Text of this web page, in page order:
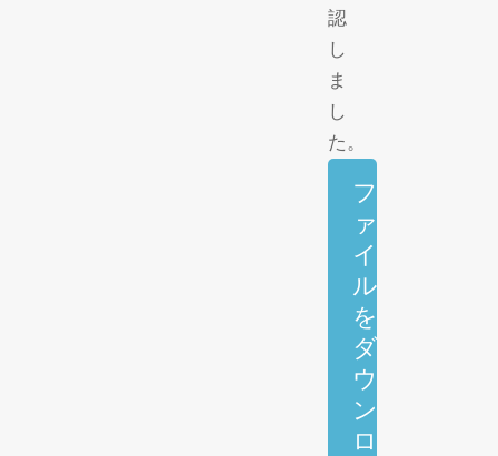
認
し
ま
し
た。
フ
ァ
イ
ル
を
ダ
ウ
ン
ロ